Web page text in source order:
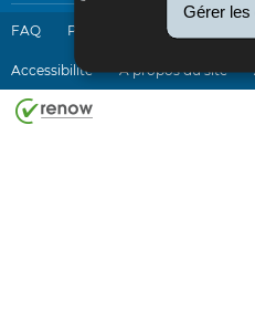
Gérer les
FAQ Plan du site
Accessibilité A propos du site